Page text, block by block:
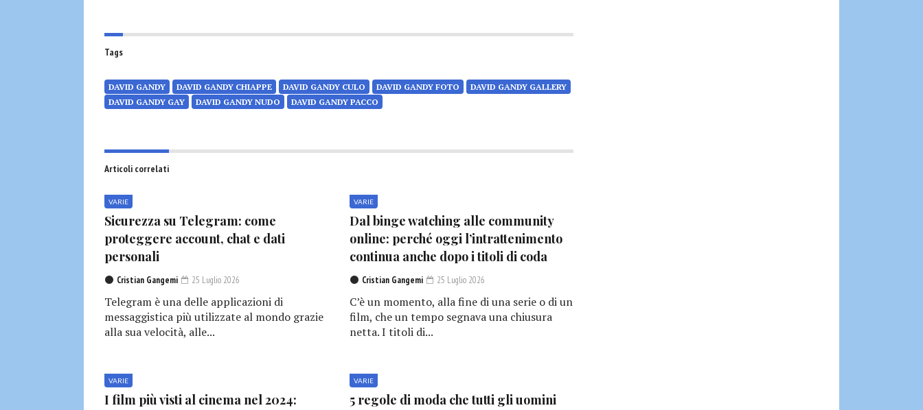
Tags
DAVID GANDY DAVID GANDY CHIAPPE DAVID GANDY CULO DAVID GANDY FOTO
DAVID GANDY GALLERY
DAVID GANDY GAY
DAVID GANDY NUDO DAVID GANDY PACCO
Articoli correlati
VARIE
Sicurezza su Telegram: come
proteggere account, chat e dati
personali
Cristian Gangemi 25 Luglio 2026
Telegram è una delle applicazioni di
messaggistica più utilizzate al mondo grazie
alla sua velocità, alle...
VARIE
Dal binge watching alle community
online: perché oggi l’intrattenimento
continua anche dopo i titoli di coda
Cristian Gangemi 25 Luglio 2026
C’è un momento, alla fine di una serie o di un
film, che un tempo segnava una chiusura
netta. I titoli di...
VARIE
I film più visti al cinema nel 2024:
VARIE
5 regole di moda che tutti gli uomini